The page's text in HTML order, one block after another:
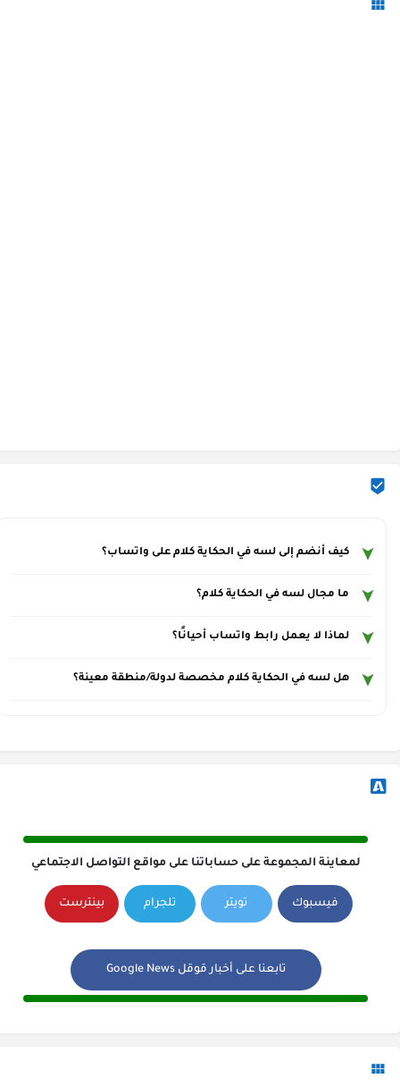
كيف أنضم إلى لسه في الحكاية كلام على واتساب؟
ما مجال لسه في الحكاية كلام؟
لماذا لا يعمل رابط واتساب أحيانًا؟
هل لسه في الحكاية كلام مخصصة لدولة/منطقة معينة؟
لمعاينة المجموعة على حساباتنا على مواقع التواصل الاجتماعي
فيسبوك تويتر تلجرام بينترست
تابعنا على أخبار قوقل Google News